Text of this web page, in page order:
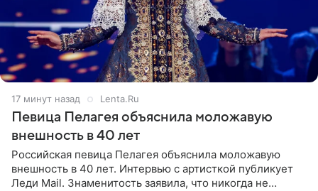
17 минут назад Lenta.Ru
Певица Пелагея объяснила моложавую
внешность в 40 лет
Российская певица Пелагея объяснила моложавую
внешность в 40 лет. Интервью с артисткой публикует
Леди Mail. Знаменитость заявила, что никогда не